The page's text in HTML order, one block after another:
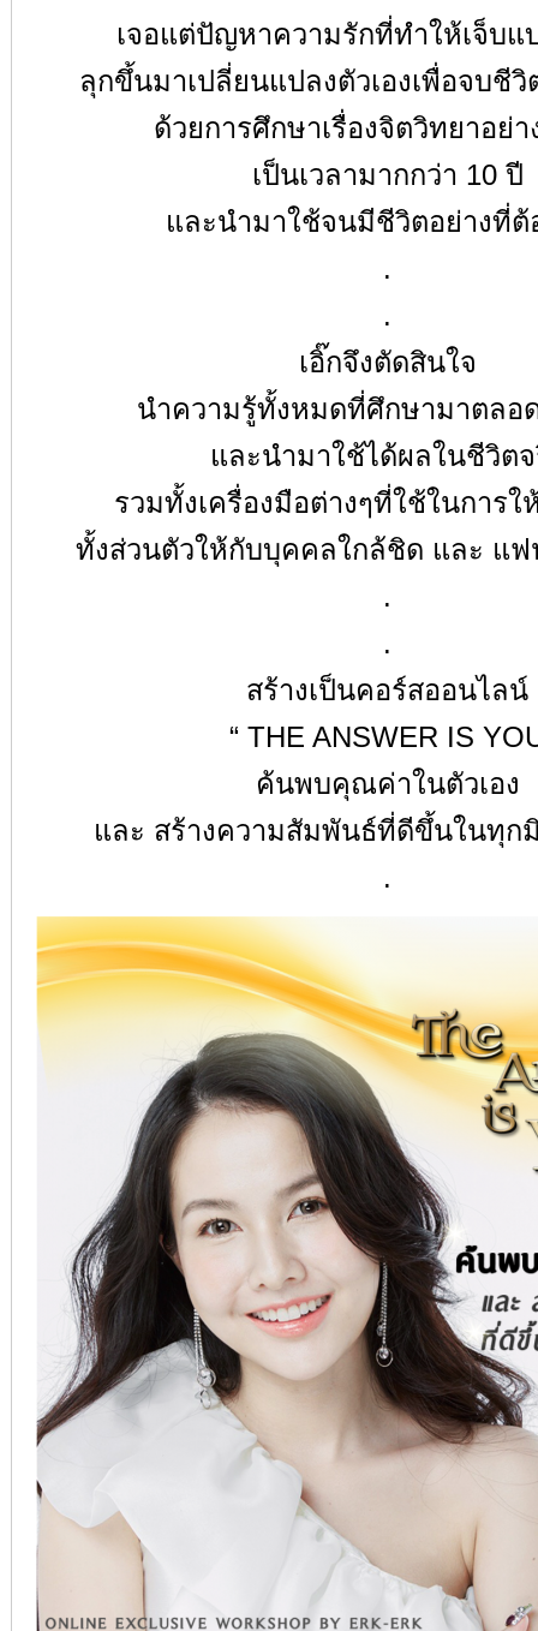
เจอแต่ปัญหาความรักที่ทำให้เจ็บแ
ลุกขึ้นมาเปลี่ยนแปลงตัวเองเพื่อจบชี
ด้วยการศึกษาเรื่องจิตวิทยาอย่า
เป็นเวลามากกว่า 10 ปี
และนำมาใช้จนมีชีวิตอย่างที่ต้
.
.
เอิ๊กจึงตัดสินใจ
นำความรู้ทั้งหมดที่ศึกษามาตลอ
และนำมาใช้ได้ผลในชีวิตจ
รวมทั้งเครื่องมือต่างๆที่ใช้ในการใ
ทั้งส่วนตัวให้กับบุคคลใกล้ชิด และ แฟ
.
.
สร้างเป็นคอร์สออนไลน์
“ THE ANSWER IS
ค้นพบคุณค่าในตัวเอง
และ สร้างความสัมพันธ์ที่ดีขึ้นในทุก
.